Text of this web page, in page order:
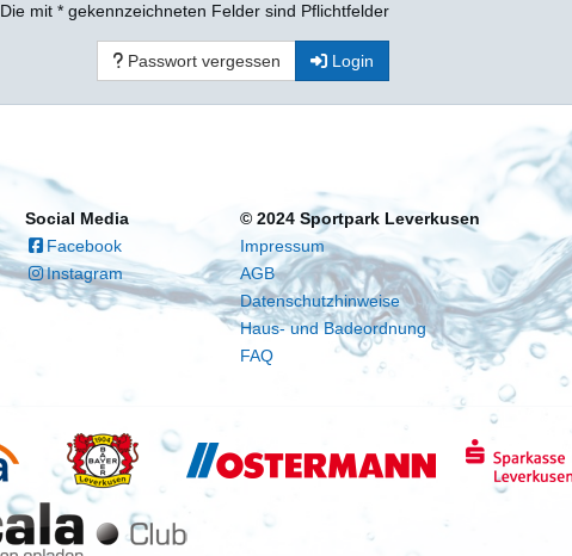
Die mit * gekennzeichneten Felder sind Pflichtfelder
Passwort vergessen Login
Social Media
Facebook
Instagram
© 2024 Sportpark Leverkusen
Impressum
AGB
Datenschutzhinweise
Haus- und Badeordnung
FAQ